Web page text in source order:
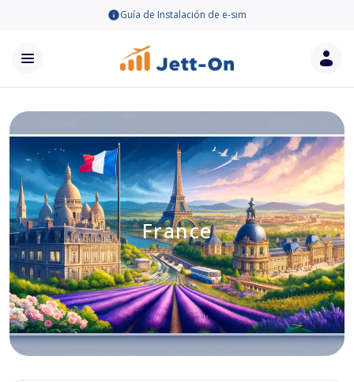
Guía de Instalación de e-sim
France